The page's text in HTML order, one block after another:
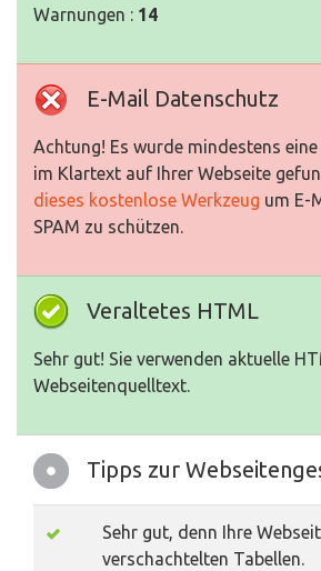
Warnungen : 14
E-Mail Datenschutz
Achtung! Es wurde mindestens
im Klartext auf Ihrer Webseite
dieses kostenlose Werkzeug um E-
SPAM zu schützen.
Veraltetes HTML
Sehr gut! Sie verwenden aktuelle
Webseitenquelltext.
Tipps zur
Sehr gut, denn Ihre
verschachtelten Tabellen.